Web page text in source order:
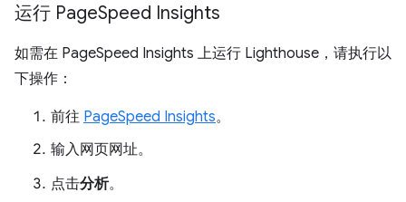
运行 PageSpeed Insights
如需在 PageSpeed Insights 上运行 Lighthouse，请执行以
下操作：
前往 PageSpeed Insights。
输入网页网址。
点击分析。